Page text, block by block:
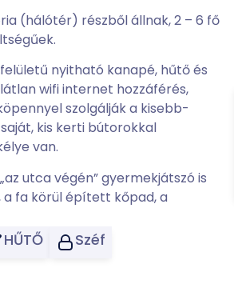
(hálótér) részből állnak, 2 – 6 fő
nyitható kanapé, hűtő és
wifi internet hozzáférés,
szolgálják a kisebb-
kis kerti bútorokkal
van.
utca végén” gyermekjátszó is
a fa körül épített kőpad, a
HŰTŐ Széf